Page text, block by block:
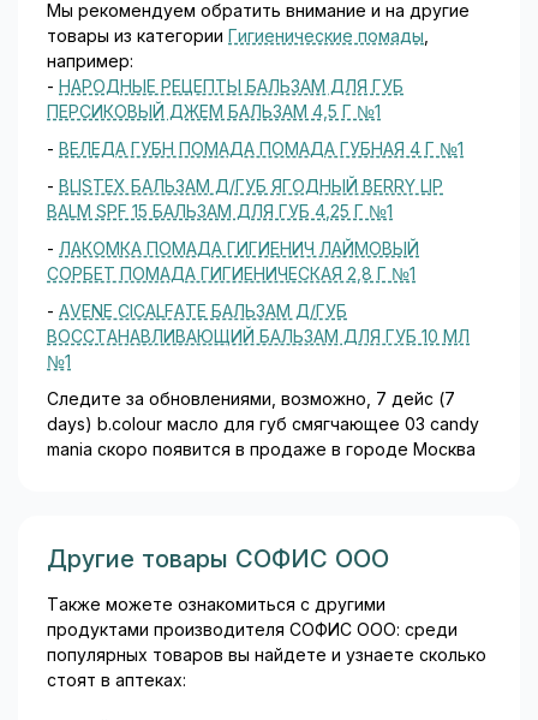
Мы рекомендуем обратить внимание и на другие
товары из категории Гигиенические помады,
например:
- НАРОДНЫЕ РЕЦЕПТЫ БАЛЬЗАМ ДЛЯ ГУБ
ПЕРСИКОВЫЙ ДЖЕМ БАЛЬЗАМ 4,5 Г №1
- ВЕЛЕДА ГУБН ПОМАДА ПОМАДА ГУБНАЯ 4 Г №1
- BLISTEX БАЛЬЗАМ Д/ГУБ ЯГОДНЫЙ BERRY LIP
BALM SPF 15 БАЛЬЗАМ ДЛЯ ГУБ 4,25 Г №1
- ЛАКОМКА ПОМАДА ГИГИЕНИЧ ЛАЙМОВЫЙ
СОРБЕТ ПОМАДА ГИГИЕНИЧЕСКАЯ 2,8 Г №1
- AVENE CICALFATE БАЛЬЗАМ Д/ГУБ
ВОССТАНАВЛИВАЮЩИЙ БАЛЬЗАМ ДЛЯ ГУБ 10 МЛ
№1
Следите за обновлениями, возможно, 7 дейс (7
days) b.colour масло для губ смягчающее 03 candy
mania скоро появится в продаже в городе Москва
Другие товары СОФИС ООО
Также можете ознакомиться с другими
продуктами производителя СОФИС ООО: среди
популярных товаров вы найдете и узнаете сколько
стоят в аптеках: